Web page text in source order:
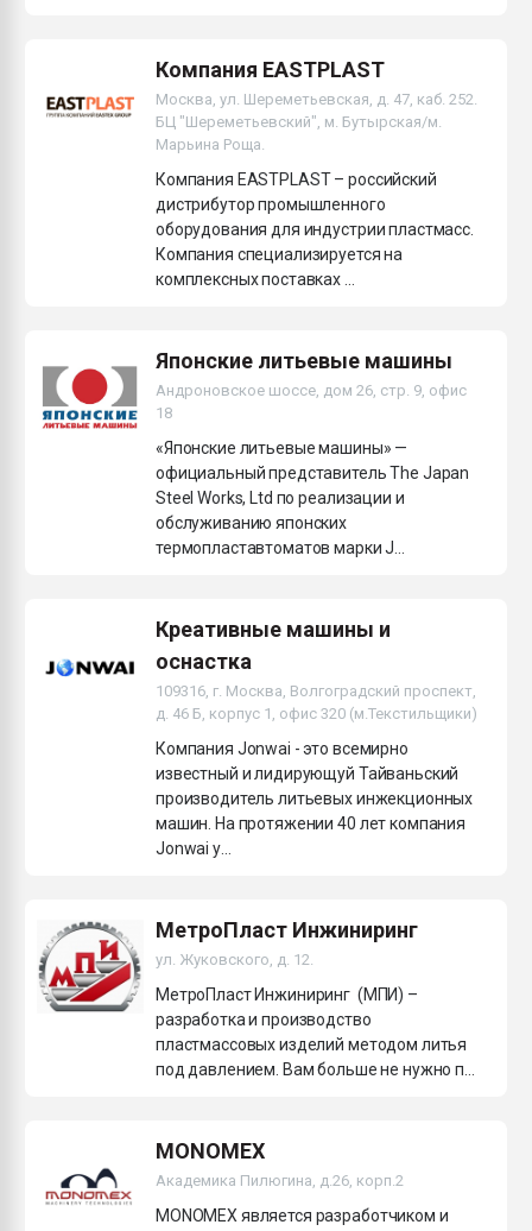
Компания EASTPLAST
Москва, ул. Шереметьевская, д. 47, каб. 252.
БЦ "Шереметьевский", м. Бутырская/м.
Марьина Роща.
Компания EASTPLAST – российский
дистрибутор промышленного
оборудования для индустрии пластмасс.
Компания специализируется на
комплексных поставках ...
Японские литьевые машины
Андроновское шоссе, дом 26, стр. 9, офис
18
«Японские литьевые машины» —
официальный представитель The Japan
Steel Works, Ltd по реализации и
обслуживанию японских
термопластавтоматов марки J...
Креативные машины и
оснастка
109316, г. Москва, Волгоградский проспект,
д. 46 Б, корпус 1, офис 320 (м.Текстильщики)
Компания Jonwai - это всемирно
известный и лидирующуй Тайваньский
производитель литьевых инжекционных
машин. На протяжении 40 лет компания
Jonwai у...
МетроПласт Инжиниринг
ул. Жуковского, д. 12.
МетроПласт Инжиниринг (МПИ) –
разработка и производство
пластмассовых изделий методом литья
под давлением. Вам больше не нужно п...
MONOMEX
Академика Пилюгина, д.26, корп.2
MONOMEX является разработчиком и